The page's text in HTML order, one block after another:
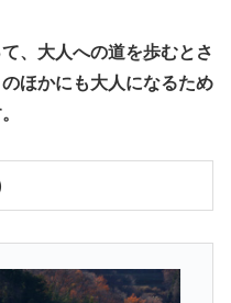
、大人への道を歩むとさ
ほかにも大人になるため